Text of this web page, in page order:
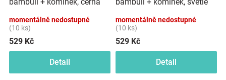
momentálně nedostupné
(10 ks)
529 Kč
Detail
momentálně nedostupné
(10 ks)
529 Kč
Detail